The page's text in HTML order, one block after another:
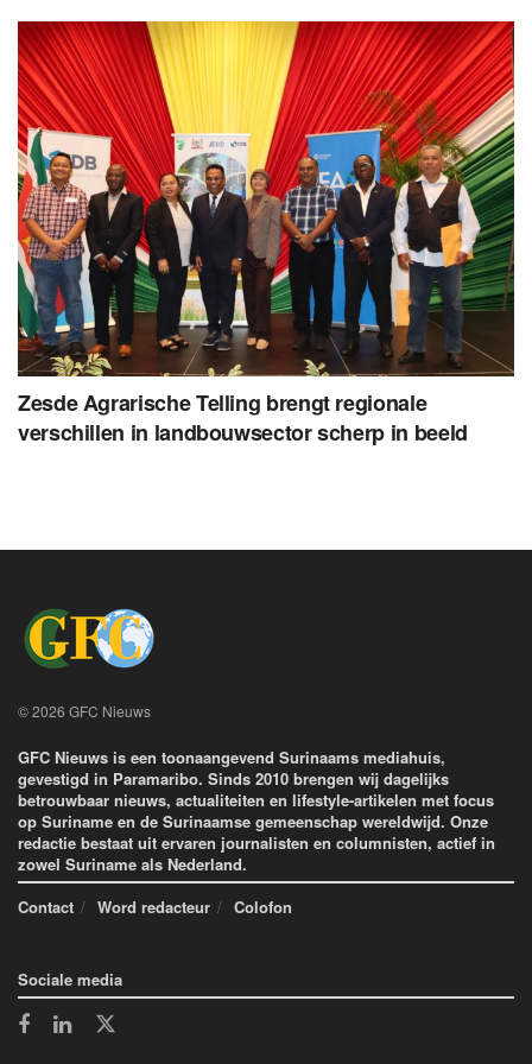
Zesde Agrarische Telling brengt regionale
verschillen in landbouwsector scherp in beeld
© 2026 GFC Nieuws
GFC Nieuws is een toonaangevend Surinaams mediahuis,
gevestigd in Paramaribo. Sinds 2010 brengen wij dagelijks
betrouwbaar nieuws, actualiteiten en lifestyle-artikelen met focus
op Suriname en de Surinaamse gemeenschap wereldwijd. Onze
redactie bestaat uit ervaren journalisten en columnisten, actief in
zowel Suriname als Nederland.
Contact
Word redacteur Colofon
Sociale media